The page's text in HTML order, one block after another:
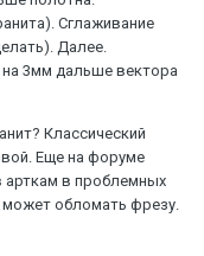
Сглаживание
Далее.
3мм дальше вектора
Классический
Еще на форуме
арткам в проблемных
может обломать фрезу.